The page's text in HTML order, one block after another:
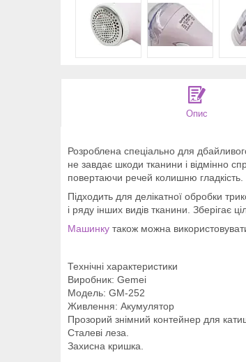
Опис
Розроблена спеціально для
не завдає шкоди тканини і відмінно
повертаючи речей колишню гладкість.
Підходить для делікатної обробки
і ряду інших видів тканини. Зберігає
Машинку також можна
Технічні характеристики
Виробник: Gemei
Модель: GM-252
Живлення: Акумулятор
Прозорий знімний контейнер для
Сталеві леза.
Захисна кришка.